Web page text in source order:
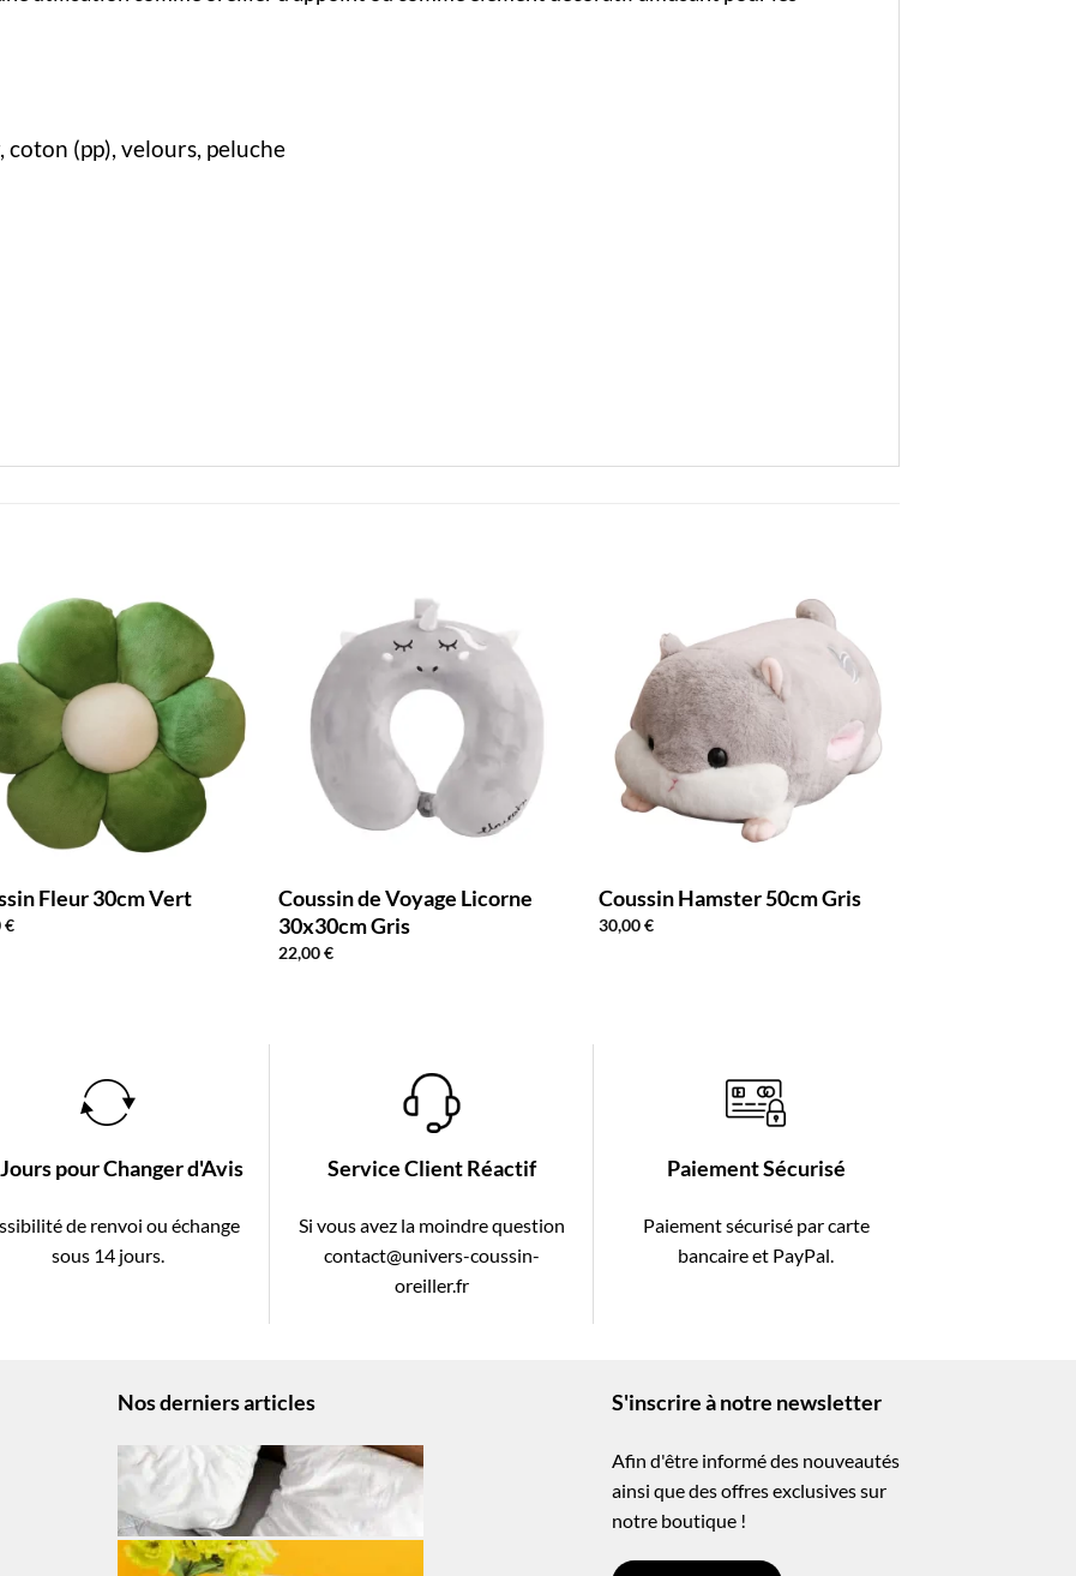
(pp), velours, peluche
Fleur 30cm Vert
€
Coussin de Voyage Licorne
30x30cm Gris
22,00€
Coussin Hamster 50cm Gris
30,00€
pour Changer d'Avis
de renvoi ou échange
sous 14 jours.
Service Client Réactif
Si vous avez la moindre question
contact@univers-coussin-
oreiller.fr
Paiement Sécurisé
Paiement sécurisé par carte
bancaire et PayPal.
Nos derniers articles S'inscrire à notre newsletter
Afin d'être informé des nouveautés
ainsi que des offres exclusives sur
notre boutique !